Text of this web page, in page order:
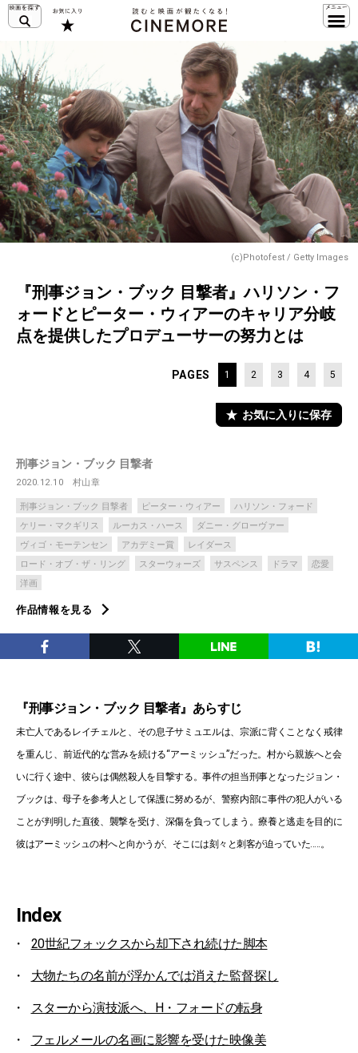
(c)Photofest / Getty Images
『刑事ジョン・ブック 目撃者』ハリソン・フ
ォードとピーター・ウィアーのキャリア分岐
点を提供したプロデューサーの努力とは
PAGES 1 2 3 4 5
お気に入りに保存
刑事ジョン・ブック 目撃者
2020.12.10 村山章
刑事ジョン・ブック 目撃者 ピーター・ウィアー
ハリソン・フォード
ケリー・マクギリス
ルーカス・ハース
ダニー・グローヴァー
ヴィゴ・モーテンセン
アカデミー賞
レイダース
ロード・オブ・ザ・リング
スターウォーズ サスペンス ドラマ
恋愛
洋画
作品情報を見る
『刑事ジョン・ブック 目撃者』あらすじ
未亡人であるレイチェルと、その息子サミュエルは、宗派に背くことなく戒律
を重んじ、前近代的な営みを続ける“アーミッシュ”だった。村から親族へと会
いに行く途中、彼らは偶然殺人を目撃する。事件の担当刑事となったジョン・
ブックは、母子を参考人として保護に努めるが、警察内部に事件の犯人がいる
ことが判明した直後、襲撃を受け、深傷を負ってしまう。療養と逃走を目的に
彼はアーミッシュの村へと向かうが、そこには刻々と刺客が迫っていた.....。
Index
20世紀フォックスから却下され続けた脚本
大物たちの名前が浮かんでは消えた監督探し
スターから演技派へ、H・フォードの転身
フェルメールの名画に影響を受けた映像美